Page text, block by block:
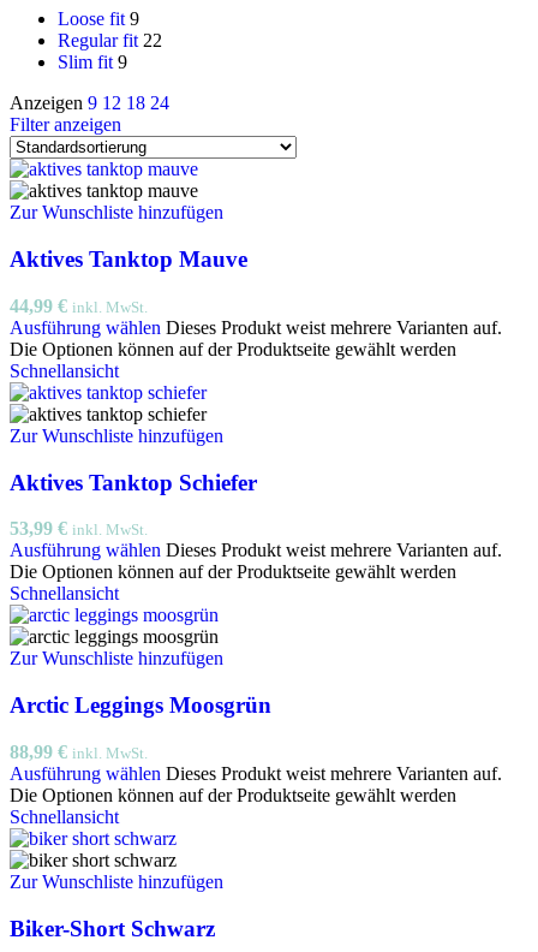
Loose fit 9
Regular fit 22
Slim fit 9
Anzeigen 9 12 18 24
Filter anzeigen
Zur Wunschliste hinzufügen
Aktives Tanktop Mauve
44,99 € inkl. MwSt.
Ausführung wählen Dieses Produkt weist mehrere Varianten auf.
Die Optionen können auf der Produktseite gewählt werden
Schnellansicht
Zur Wunschliste hinzufügen
Aktives Tanktop Schiefer
53,99 € inkl. MwSt.
Ausführung wählen Dieses Produkt weist mehrere Varianten auf.
Die Optionen können auf der Produktseite gewählt werden
Schnellansicht
Zur Wunschliste hinzufügen
Arctic Leggings Moosgrün
88,99 € inkl. MwSt.
Ausführung wählen Dieses Produkt weist mehrere Varianten auf.
Die Optionen können auf der Produktseite gewählt werden
Schnellansicht
Zur Wunschliste hinzufügen
Biker-Short Schwarz